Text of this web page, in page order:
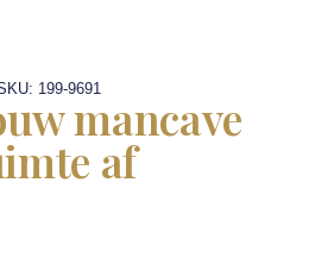
199-9691
mancave
af